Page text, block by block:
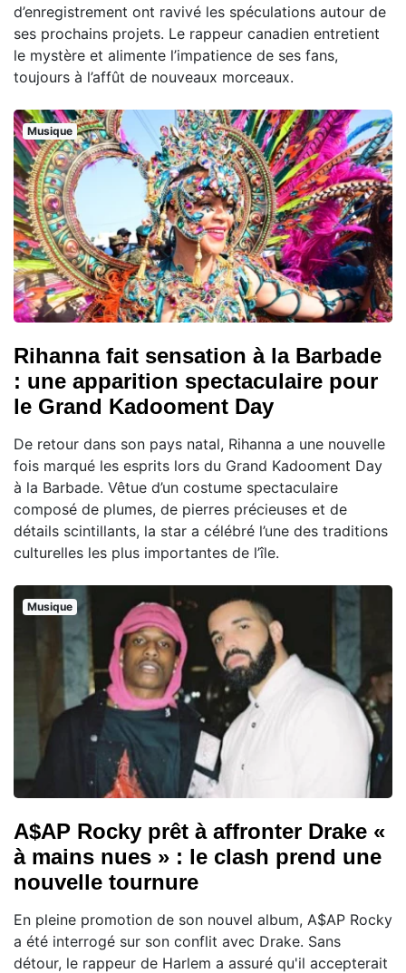
d’enregistrement ont ravivé les spéculations autour de
ses prochains projets. Le rappeur canadien entretient
le mystère et alimente l’impatience de ses fans,
toujours à l’affût de nouveaux morceaux.
Musique
Rihanna fait sensation à la Barbade
: une apparition spectaculaire pour
le Grand Kadooment Day
De retour dans son pays natal, Rihanna a une nouvelle
fois marqué les esprits lors du Grand Kadooment Day
à la Barbade. Vêtue d’un costume spectaculaire
composé de plumes, de pierres précieuses et de
détails scintillants, la star a célébré l’une des traditions
culturelles les plus importantes de l’île.
Musique
A$AP Rocky prêt à affronter Drake «
à mains nues » : le clash prend une
nouvelle tournure
En pleine promotion de son nouvel album, A$AP Rocky
a été interrogé sur son conflit avec Drake. Sans
détour, le rappeur de Harlem a assuré qu'il accepterait